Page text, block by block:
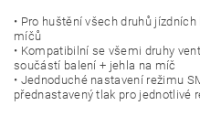
• Pro huštění všech druhů
míčů
• Kompatibilní se všemi druhy
součástí balení + jehla na míč
• Jednoduché nastavení režimu
přednastavený tlak pro